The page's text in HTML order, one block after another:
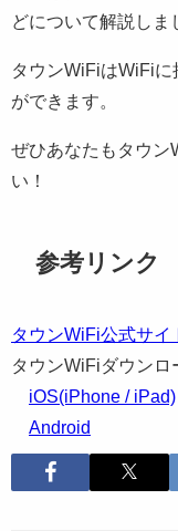
どについて解説しま
タウンWiFiはWiFiに
ができます。
ぜひあなたもタウン
い！
参考リンク
タウンWiFi公式サイ
タウンWiFiダウンロ
iOS(iPhone / iPad)
Android